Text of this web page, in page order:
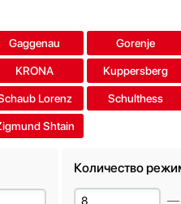
Gaggenau Gorenje
KRONA Kuppersberg
Lorenz Schulthess
Shtain
Количество